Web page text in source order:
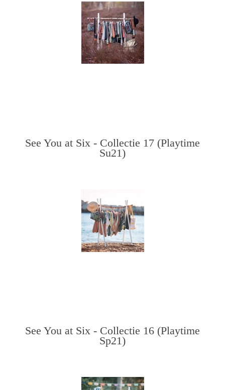
See You at Six - Collectie 17 (Playtime
Su21)
See You at Six - Collectie 16 (Playtime
Sp21)